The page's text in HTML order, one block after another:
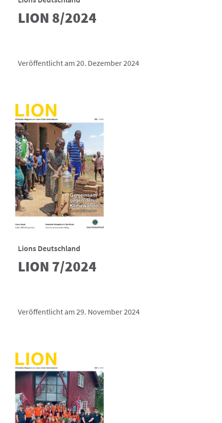
LION 8/2024
Veröffentlicht am 20. Dezember 2024
Lions Deutschland
LION 7/2024
Veröffentlicht am 29. November 2024